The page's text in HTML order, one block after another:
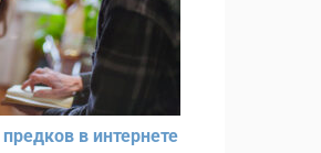
в интернете